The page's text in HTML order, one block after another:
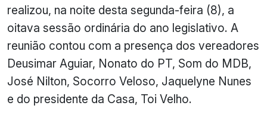
realizou, na noite desta segunda-feira (8), a
oitava sessão ordinária do ano legislativo. A
reunião contou com a presença dos vereadores
Deusimar Aguiar, Nonato do PT, Som do MDB,
José Nilton, Socorro Veloso, Jaquelyne Nunes
e do presidente da Casa, Toi Velho.